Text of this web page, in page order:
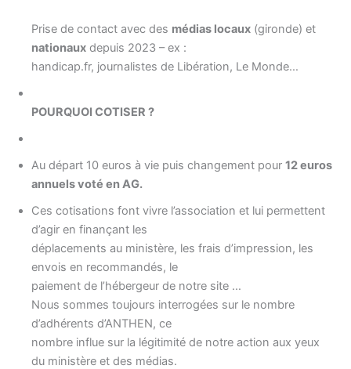
Prise de contact avec des médias locaux (gironde) et
nationaux depuis 2023 – ex :
handicap.fr, journalistes de Libération, Le Monde…
POURQUOI COTISER ?
Au départ 10 euros à vie puis changement pour 12 euros
annuels voté en AG.
Ces cotisations font vivre l’association et lui permettent
d’agir en finançant les
déplacements au ministère, les frais d’impression, les
envois en recommandés, le
paiement de l’hébergeur de notre site …
Nous sommes toujours interrogées sur le nombre
d’adhérents d’ANTHEN, ce
nombre influe sur la légitimité de notre action aux yeux
du ministère et des médias.